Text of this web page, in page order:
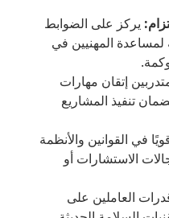
يركز على الضوابط
لمساعدة المهنيين في
إتقان مهارات
تنفيذ المشاريع
في القوانين والأنظمة
الاستشارات أو
العاملين على